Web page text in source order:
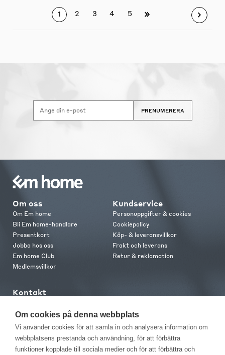
Om cookies på denna webbplats
Vi använder cookies för att samla in och analysera information om
webbplatsens prestanda och användning, för att förbättra
funktioner kopplade till sociala medier och för att förbättra och
1 2 3 4 5
PRENUMERERA
Om oss
Om Em home
Bli Em home-handlare
Presentkort
Jobba hos oss
Em home Club
Medlemsvillkor
Kundservice
Personuppgifter & cookies
Cookiepolicy
Köp- & leveransvillkor
Frakt och leverans
Retur & reklamation
Kontakt
Butiker
Press